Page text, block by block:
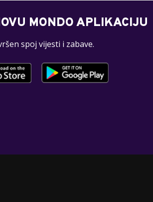
MONDO APLIKACIJU
spoj vijesti i zabave.